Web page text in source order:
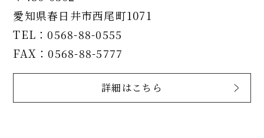
愛知県春日井市西尾町1071
TEL：0568-88-0555
FAX：0568-88-5777
詳細はこちら